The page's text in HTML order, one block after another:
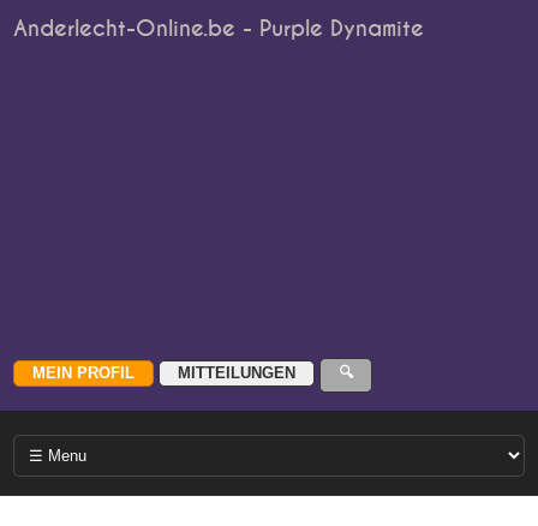
Anderlecht-Online.be - Purple Dynamite